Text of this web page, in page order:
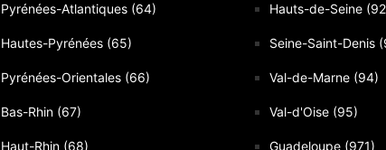
Pyrénées-Atlantiques (64)
Hautes-Pyrénées (65)
Pyrénées-Orientales (66)
Bas-Rhin (67)
Haut-Rhin (68)
Hauts-de-Seine
Seine-Saint-Denis
Val-de-Marne (94)
Val-d'Oise (95)
Guadeloupe (971)